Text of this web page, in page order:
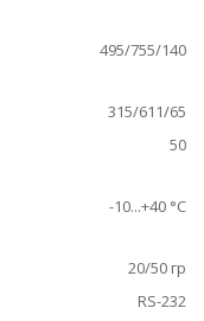
495/755/140
315/611/65
50
-10...+40 °С
20/50 гр
RS-232